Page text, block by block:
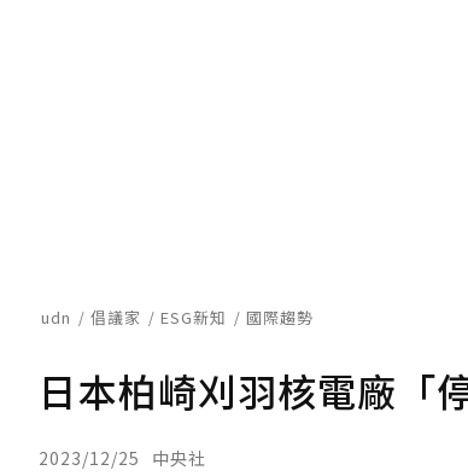
udn 倡議家 ESG新知 國際趨勢
日本柏崎刈羽核電廠「
2023/12/25 中央社